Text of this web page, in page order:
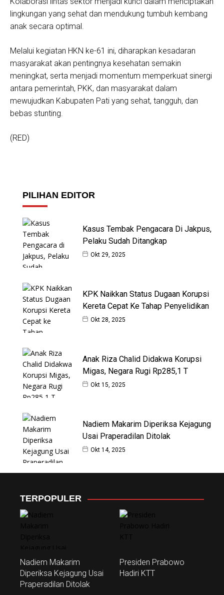
lingkungan yang sehat dan mendukung tumbuh kembang
anak secara optimal.
Melalui kegiatan HKN ke-61 ini, diharapkan kesadaran
masyarakat akan pentingnya kesehatan semakin
meningkat, serta menjadi momentum memperkuat sinergi
antara pemerintah, PKK, dan masyarakat dalam
mewujudkan Kabupaten Pati yang sehat, tangguh, dan
bebas stunting.
(RED)
PILIHAN EDITOR
Kasus Tembak Pengacara Di Jakpus,
Pelaku Sudah Ditangkap
Okt 29, 2025
KPK Naikkan Status Dugaan Korupsi
Kereta Cepat Ke Tahap Penyelidikan
Okt 28, 2025
Anak Riza Chalid Didakwa Korupsi
Migas, Negara Rugi Rp285,1 T
Okt 15, 2025
Nadiem Makarim Diperiksa Kejagung
Usai Praperadilan Ditolak
Okt 14, 2025
TERPOPULER
Nadiem Makarim
Diperiksa Kejagung Usai
Praperadilan Ditolak
Presiden Prabowo
Hadiri KTT